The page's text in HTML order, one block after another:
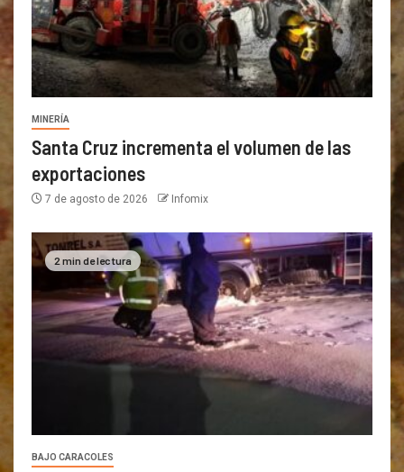
MINERÍA
Santa Cruz incrementa el volumen de las
exportaciones
7 de agosto de 2026 Infomix
2 min de lectura
BAJO CARACOLES